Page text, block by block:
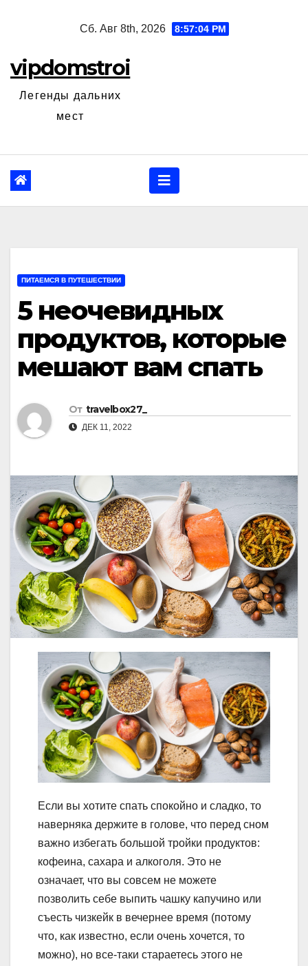
Сб. Авг 8th, 2026 8:57:05 PM
vipdomstroi
Легенды дальних
мест
ПИТАЕМСЯ В ПУТЕШЕСТВИИ
5 неочевидных
продуктов, которые
мешают вам спать
От travelbox27_
ДЕК 11, 2022
Если вы хотите спать спокойно и сладко, то
наверняка держите в голове, что перед сном
важно избегать большой тройки продуктов:
кофеина, сахара и алкоголя. Это не
означает, что вы совсем не можете
позволить себе выпить чашку капучино или
съесть чизкейк в вечернее время (потому
что, как известно, если очень хочется, то
можно), но все-таки стараетесь этого не